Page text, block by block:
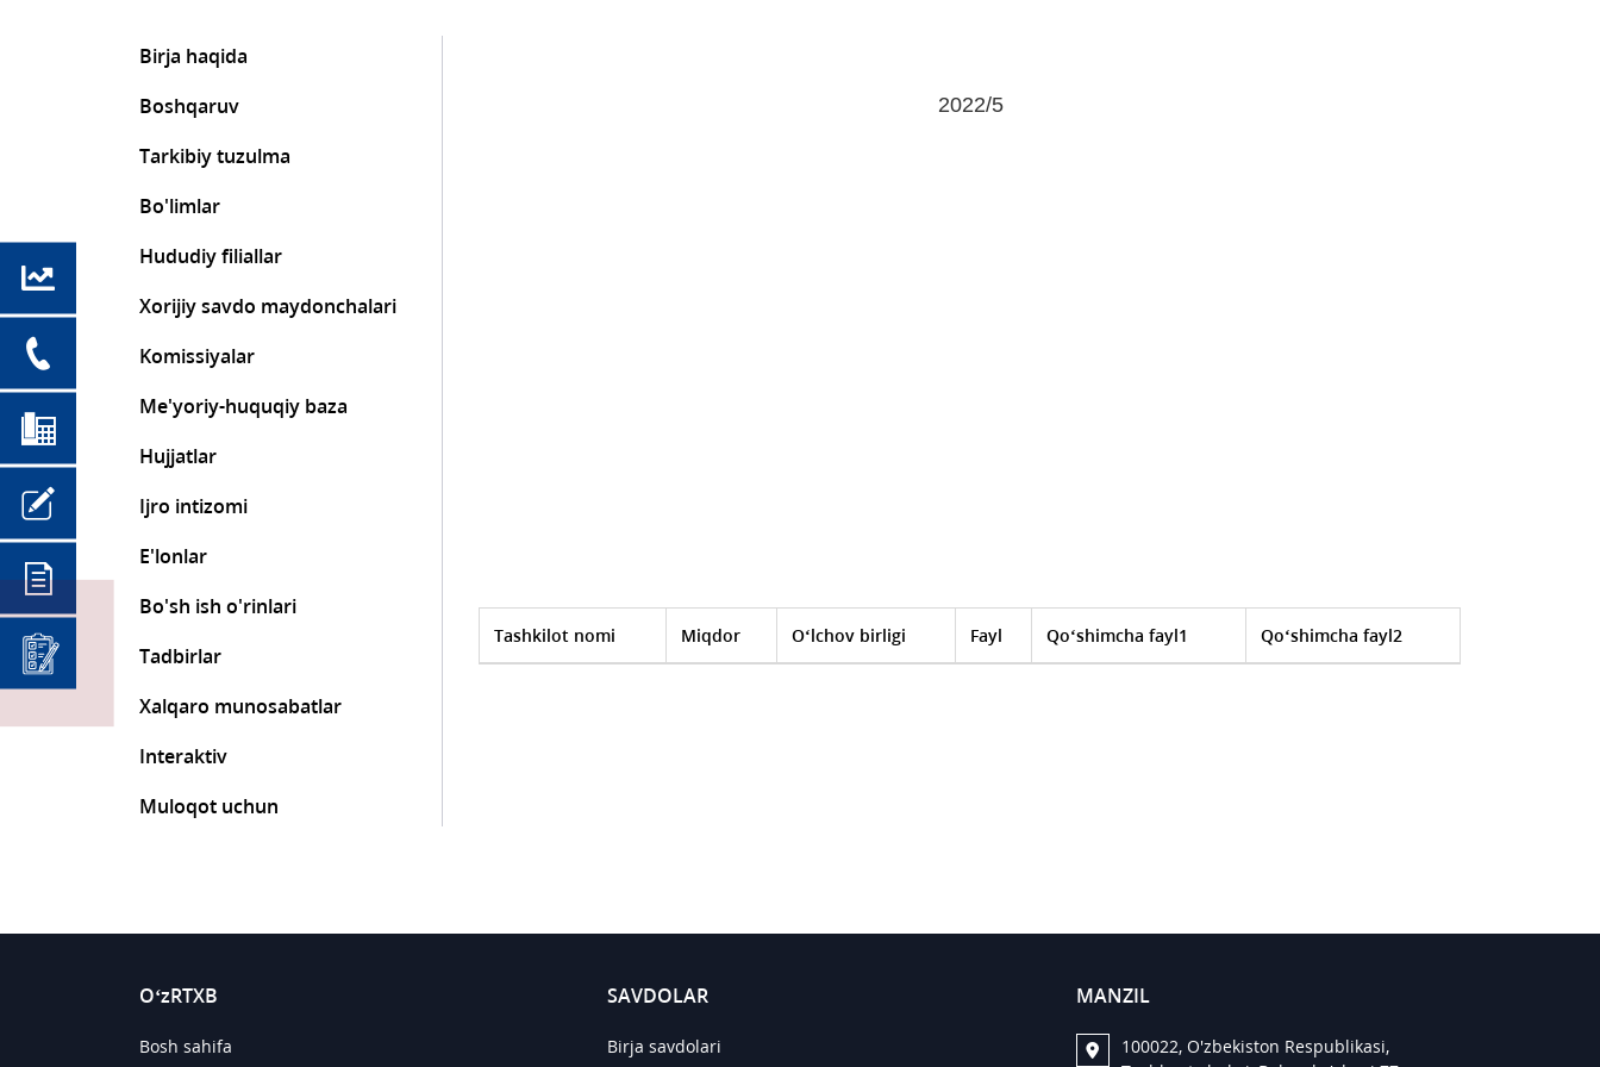
Birja haqida
Boshqaruv
Tarkibiy tuzulma
Bo'limlar
Hududiy filiallar
Xorijiy savdo maydonchalari
Komissiyalar
Me'yoriy-huquqiy baza
Hujjatlar
Ijro intizomi
E'lonlar
Bo'sh ish o'rinlari
Tadbirlar
Xalqaro munosabatlar
Interaktiv
Muloqot uchun
2022/5
Tashkilot nomi Miqdor O‘lchov birligi Fayl Qo‘shimcha fayl1 Qo‘shimcha fayl2
O‘zRTXB
Bosh sahifa
SAVDOLAR
Birja savdolari
MANZIL
100022, O'zbekiston Respublikasi,